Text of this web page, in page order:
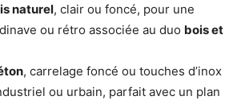
naturel, clair ou foncé, pour une
ou rétro associée au duo bois et
, carrelage foncé ou touches d’inox
ou urbain, parfait avec un plan